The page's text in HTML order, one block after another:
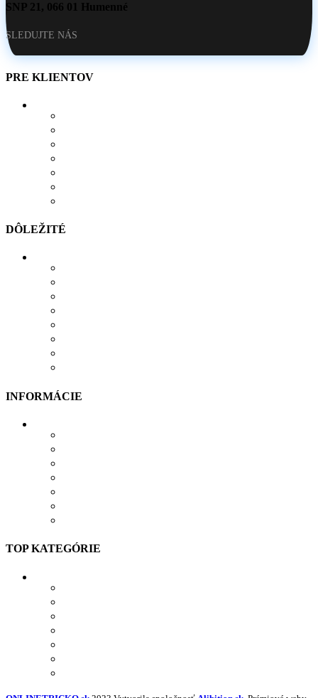
SNP 21, 066 01 Humenné
SLEDUJTE NÁS
PRE KLIENTOV
DÔLEŽITÉ
INFORMÁCIE
TOP KATEGÓRIE